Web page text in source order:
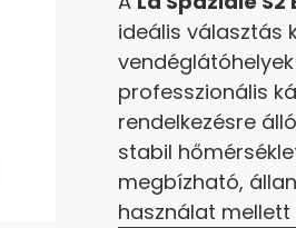
ideális választás
professzionális
rendelkezésre
stabil
megbízható,
használat mellett